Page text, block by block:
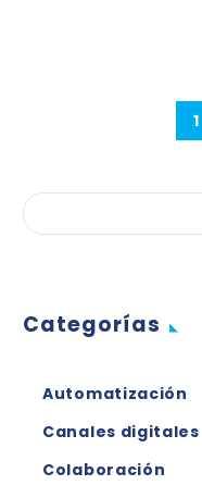
1
Categorías
Automatización
Canales digitales
Colaboración